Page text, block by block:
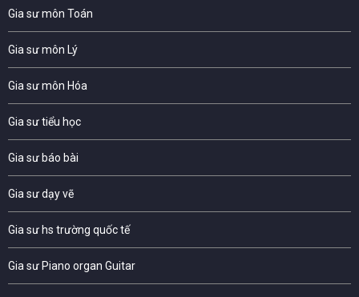
Gia sư môn Toán
Gia sư môn Lý
Gia sư môn Hóa
Gia sư tiểu học
Gia sư báo bài
Gia sư dạy vẽ
Gia sư hs trường quốc tế
Gia sư Piano organ Guitar